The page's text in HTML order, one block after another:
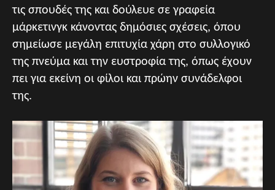
τις σπουδές της και δούλευε σε γραφεία
μάρκετινγκ κάνοντας δημόσιες σχέσεις, όπου
σημείωσε μεγάλη επιτυχία χάρη στο συλλογικό
της πνεύμα και την ευστροφία της, όπως έχουν
πει για εκείνη οι φίλοι και πρώην συνάδελφοι
της.